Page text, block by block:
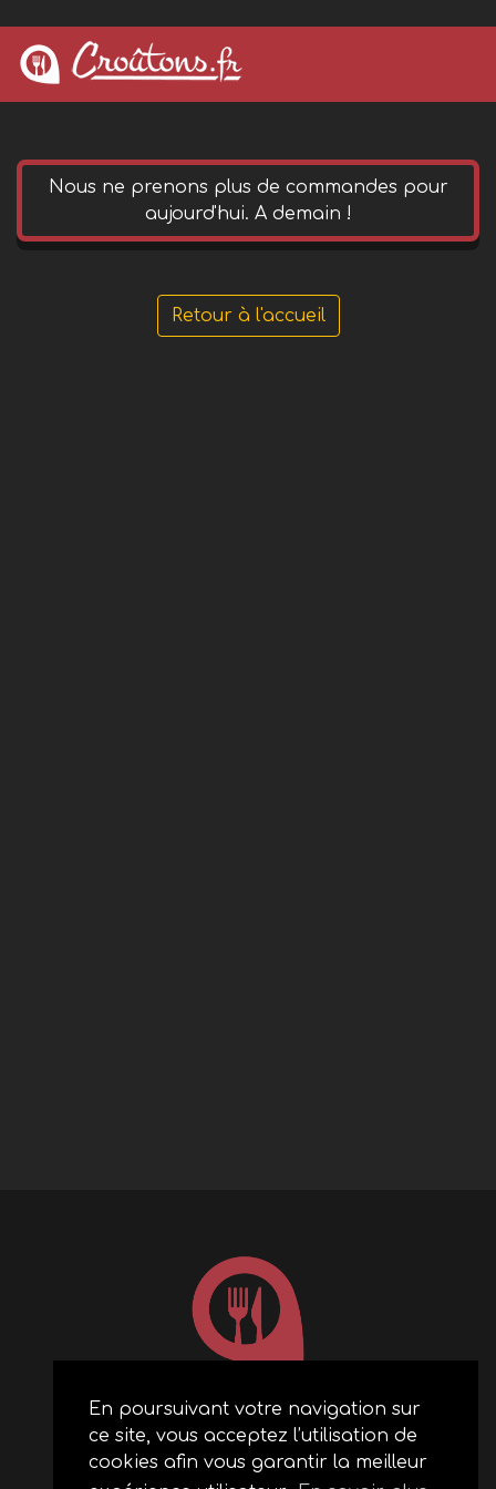
En poursuivant votre navigation sur
ce site, vous acceptez l’utilisation de
cookies afin vous garantir la meilleur
Nous ne prenons plus de commandes pour
aujourd'hui. A demain !
Retour à l'accueil
ACCUEIL